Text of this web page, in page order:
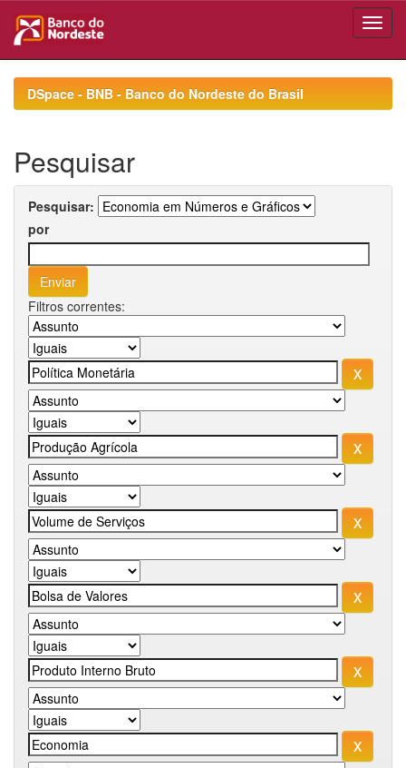
navigationDSpace - BNB - Banco do Nordeste do Brasil
Pesquisar
Pesquisar:
por
Filtros correntes: